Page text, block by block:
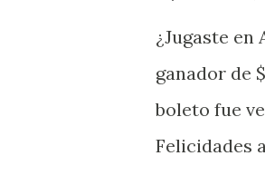
¿Jugaste
ganador de
boleto fue
Felicidades